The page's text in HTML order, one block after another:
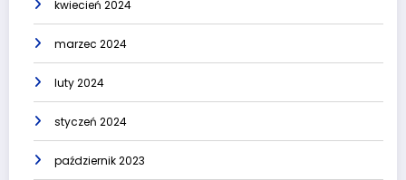
kwiecień 2024
marzec 2024
luty 2024
styczeń 2024
październik 2023